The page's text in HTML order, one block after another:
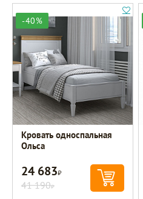
-40%
Кровать односпальная
Ольса
24 683Р
41 190Р